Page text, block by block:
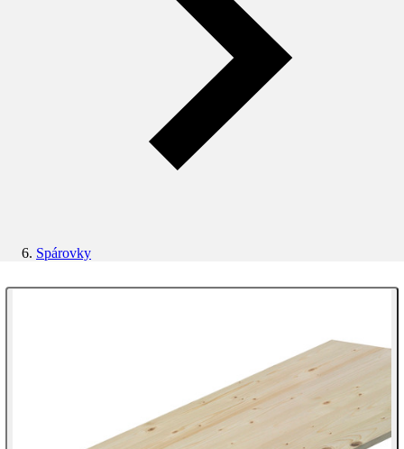
Spárovky